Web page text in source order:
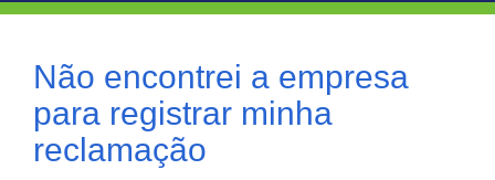
Não encontrei a empresa
para registrar minha
reclamação